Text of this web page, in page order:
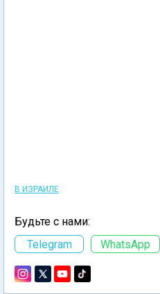
В ИЗРАИЛЕ
Будьте с нами:
Telegram
WhatsApp